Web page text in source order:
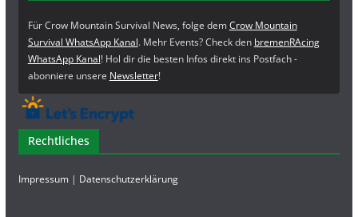
Für Crow Mountain Survival News, folge demCrow Mountain
Survival WhatsApp Kanal. Mehr Events? Check den bremenRAcing
WhatsApp Kanal! Hol dir die besten Infos direkt ins Postfach -
abonniere unsere Newsletter!
Rechtliches
Impressum| Datenschutzerklärung